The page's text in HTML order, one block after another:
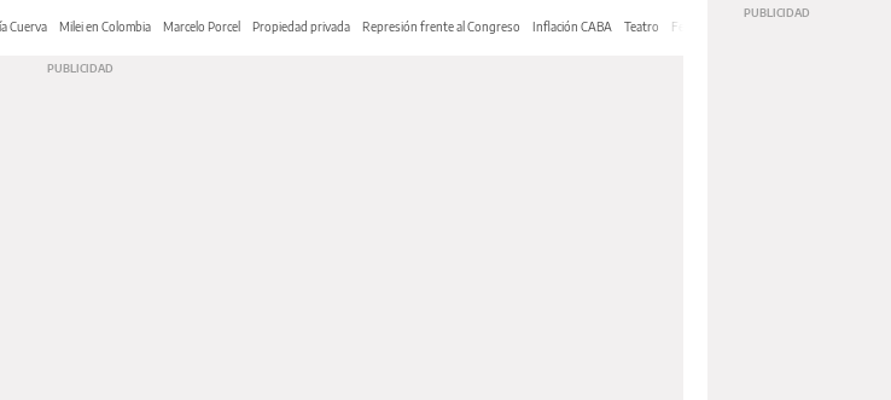
Cuerva Milei en Colombia Marcelo Porcel Propiedad privada Represión frente al Congreso Inflación CABA Teatro Feria de Editores